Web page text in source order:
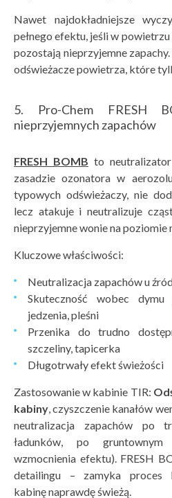
Nawet najdokładniejsze
pełnego efektu, jeśli w
pozostają nieprzyjemne
odświeżacze powietrza, które
5. Pro-Chem FRESH
nieprzyjemnych zapachów
FRESH BOMB to
zasadzie ozonatora w
typowych odświeżaczy, nie
lecz atakuje i neutralizuje
nieprzyjemne wonie na poziomie
Kluczowe właściwości:
Neutralizacja zapachów u
Skuteczność wobec dymu
jedzenia, pleśni
Przenika do trudno
szczeliny, tapicerka
Długotrwały efekt świeżości
Zastosowanie w kabinie TIR:
kabiny, czyszczenie kanałów
neutralizacja zapachów po
ładunków, po
wzmocnienia efektu). FRESH
detailingu – zamyka proces
kabinę naprawdę świeżą.